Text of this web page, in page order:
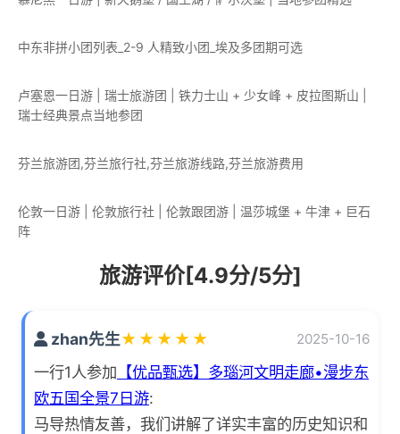
中东非拼小团列表_2-9 人精致小团_埃及多团期可选
卢塞恩一日游 | 瑞士旅游团 | 铁力士山 + 少女峰 + 皮拉图斯山 |
瑞士经典景点当地参团
芬兰旅游团,芬兰旅行社,芬兰旅游线路,芬兰旅游费用
伦敦一日游 | 伦敦旅行社 | 伦敦跟团游 | 温莎城堡 + 牛津 + 巨石
阵
旅游评价[4.9分/5分]
zhan先生★ ★ ★ ★ ★ 2025-10-16
一行1人参加 【优品甄选】多瑙河文明走廊•漫步东
欧五国全景7日游:
马导热情友善，我们讲解了详实丰富的历史知识和